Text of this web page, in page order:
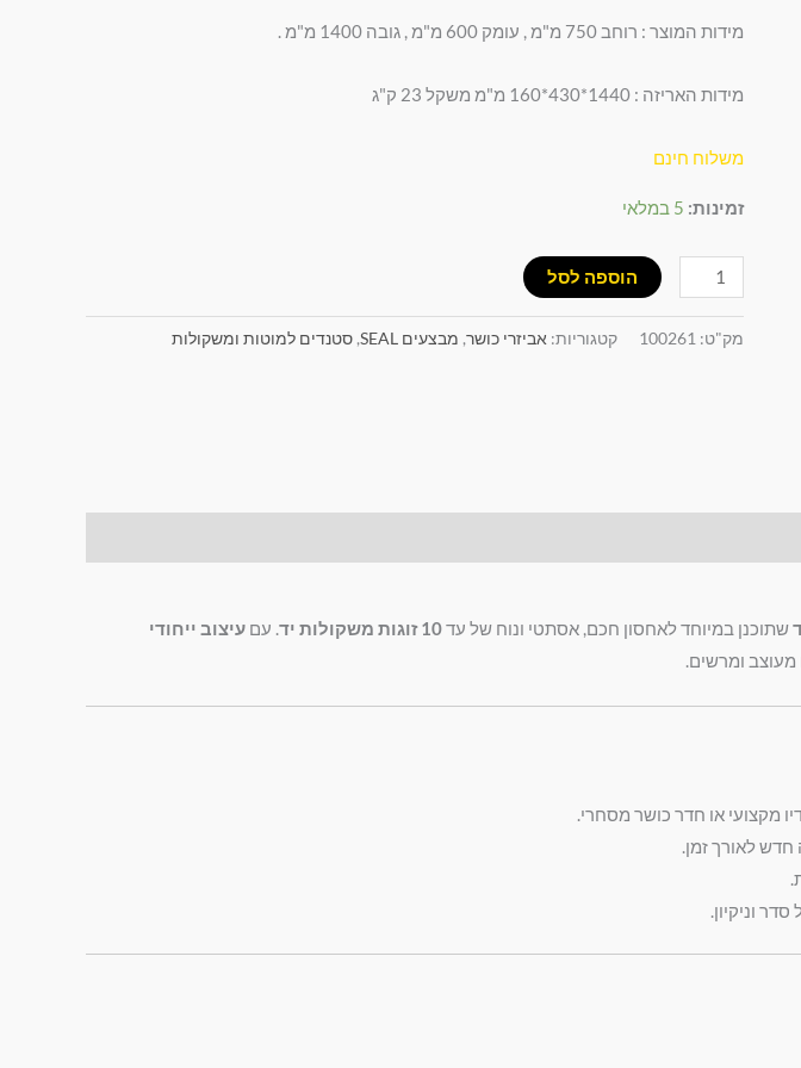
מידות המוצר : רוחב 750 מ"מ , עומק 600 מ"מ , גובה 1400 מ"מ .
מידות האריזה : 1440*430*160 מ"מ משקל 23 ק"ג
משלוח חינם
זמינות: 5 במלאי
ל-10
משקולות
הוספה לסל
מק"ט: 100261 קטגוריות: אביזרי כושר, מבצעים SEAL ,סטנדים למוטות ומשקולות
שתוכנן במיוחד לאחסון חכם, אסתטי ונוח של עד10 זוגות משקולות יד . עם עיצוב ייחודי
מעוצב ומרשים.
מקצועי או חדר כושר מסחרי.
לאורך זמן.
וניקיון.